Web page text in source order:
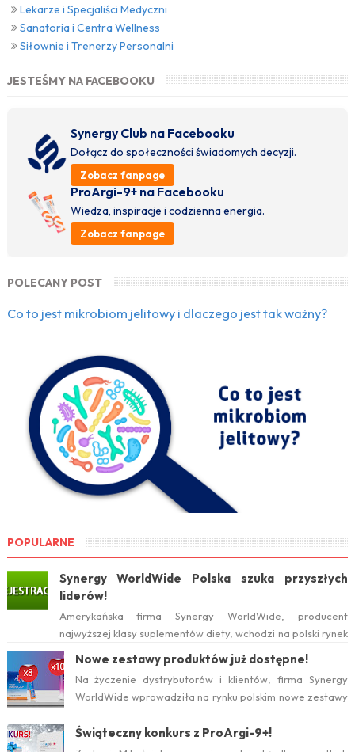
Lekarze i Specjaliści Medyczni
Sanatoria i Centra Wellness
Siłownie i Trenerzy Personalni
JESTEŚMY NA FACEBOOKU
Synergy Club na Facebooku
Dołącz do społeczności świadomych decyzji.
Zobacz fanpage
ProArgi-9+ na Facebooku
Wiedza, inspiracje i codzienna energia.
Zobacz fanpage
POLECANY POST
Co to jest mikrobiom jelitowy i dlaczego jest tak ważny?
POPULARNE
Synergy WorldWide Polska szuka przyszłych
liderów!
Amerykańska firma Synergy WorldWide, producent
najwyższej klasy suplementów diety, wchodzi na polski rynek
już w tym roku. Serwis internetow...
Nowe zestawy produktów już dostępne!
Na życzenie dystrybutorów i klientów, firma Synergy
WorldWide wprowadziła na rynku polskim nowe zestawy
Świąteczny konkurs z ProArgi-9+!